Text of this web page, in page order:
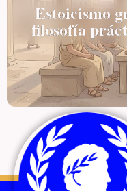
Estoicismo
filosofía